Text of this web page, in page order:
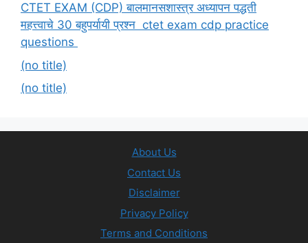
CTET EXAM (CDP) बालमानसशास्त्र अध्यापन पद्धती
महत्त्वाचे 30 बहुपर्यायी प्रश्न ctet exam cdp practice
questions
(no title)
(no title)
About Us
Contact Us
Disclaimer
Privacy Policy
Terms and Conditions